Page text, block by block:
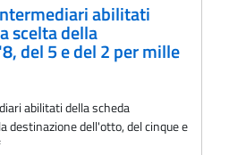
abilitati
scelta della
del 5 e del 2 per mille
abilitati della scheda
destinazione dell'otto, del cinque e